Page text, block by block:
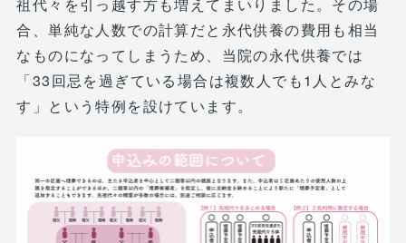
祖代々を引っ越す方も増えてまいりました。その場
合、単純な人数での計算だと永代供養の費用も相当
なものになってしまうため、当院の永代供養では
「33回忌を過ぎている場合は複数人でも1人とみな
す」という特例を設けています。